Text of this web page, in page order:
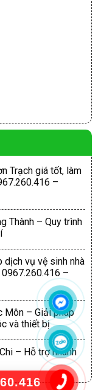
Trạch giá tốt, làm
–
Thành – Quy trình
dịch vụ vệ sinh nhà
–
Môn – Giải pháp
và thiết bị
– Hỗ trợ nhanh